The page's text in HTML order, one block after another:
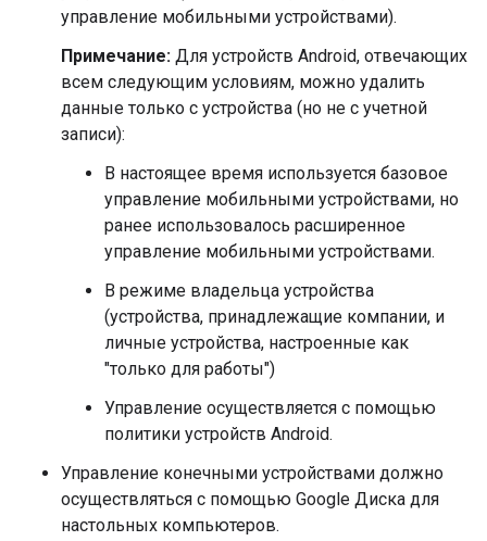
управление мобильными устройствами).
Примечание: Для устройств Android, отвечающих
всем следующим условиям, можно удалить
данные только с устройства (но не с учетной
записи):
В настоящее время используется базовое
управление мобильными устройствами, но
ранее использовалось расширенное
управление мобильными устройствами.
В режиме владельца устройства
(устройства, принадлежащие компании, и
личные устройства, настроенные как
"только для работы")
Управление осуществляется с помощью
политики устройств Android.
Управление конечными устройствами должно
осуществляться с помощью Google Диска для
настольных компьютеров.